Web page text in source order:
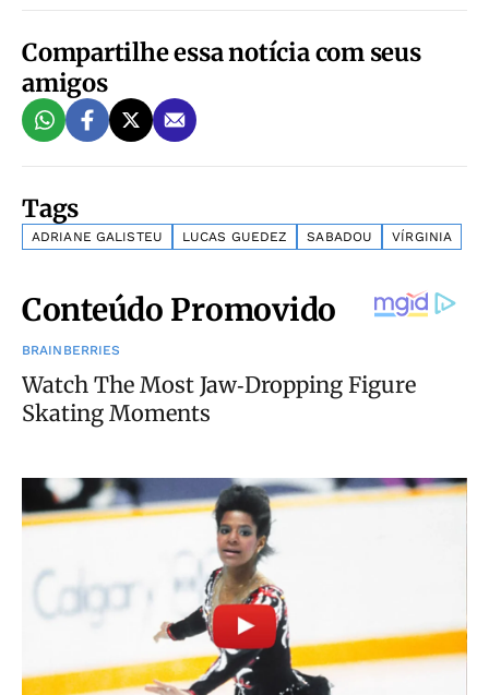
Compartilhe essa notícia com seus
amigos
Tags
ADRIANE GALISTEU LUCAS GUEDEZ SABADOU VÍRGINIA